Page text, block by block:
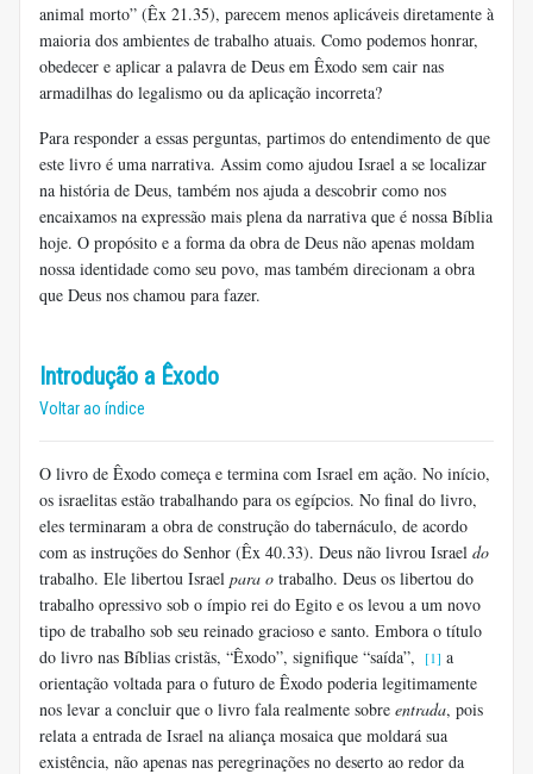
animal morto” (Êx 21.35), parecem menos aplicáveis ​​diretamente à
maioria dos ambientes de trabalho atuais. Como podemos honrar,
obedecer e aplicar a palavra de Deus em Êxodo sem cair nas
armadilhas do legalismo ou da aplicação incorreta?
Para responder a essas perguntas, partimos do entendimento de que
este livro é uma narrativa. Assim como ajudou Israel a se localizar
na história de Deus, também nos ajuda a descobrir como nos
encaixamos na expressão mais plena da narrativa que é nossa Bíblia
hoje. O propósito e a forma da obra de Deus não apenas moldam
nossa identidade como seu povo, mas também direcionam a obra
que Deus nos chamou para fazer.
Introdução a Êxodo
Voltar ao índice
O livro de Êxodo começa e termina com Israel em ação. No início,
os israelitas estão trabalhando para os egípcios. No final do livro,
eles terminaram a obra de construção do tabernáculo, de acordo
com as instruções do Senhor (Êx 40.33). Deus não livrou Israel do
trabalho. Ele libertou Israel para o trabalho. Deus os libertou do
trabalho opressivo sob o ímpio rei do Egito e os levou a um novo
tipo de trabalho sob seu reinado gracioso e santo. Embora o título
do livro nas Bíblias cristãs, “Êxodo”, signifique “saída”,
[1] a
orientação voltada para o futuro de Êxodo poderia legitimamente
nos levar a concluir que o livro fala realmente sobre entrada, pois
relata a entrada de Israel na aliança mosaica que moldará sua
existência, não apenas nas peregrinações no deserto ao redor da